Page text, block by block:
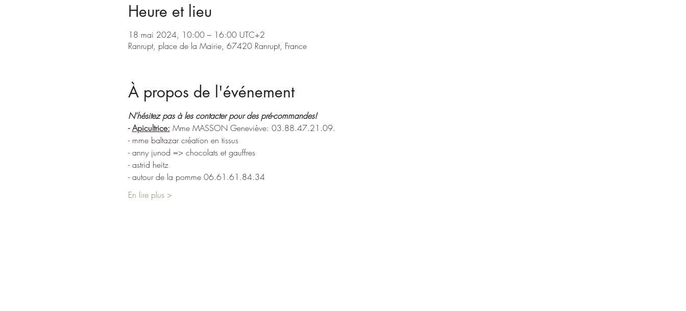
Heure et lieu
18 mai 2024, 10:00 – 16:00 UTC+2
Ranrupt, place de la Mairie, 67420 Ranrupt, France
À propos de l'événement
N'hésitez pas à les contacter pour des pré-commandes!
- Apicultrice: Mme MASSON Geneviève: 03.88.47.21.09.
- mme baltazar création en tissus
- anny junod => chocolats et gauffres
- astrid heitz
- autour de la pomme 06.61.61.84.34
En lire plus >